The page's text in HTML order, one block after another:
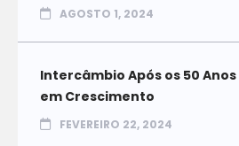
AGOSTO 1, 2024
Intercâmbio Após os 50
em Crescimento
FEVEREIRO 22, 2024